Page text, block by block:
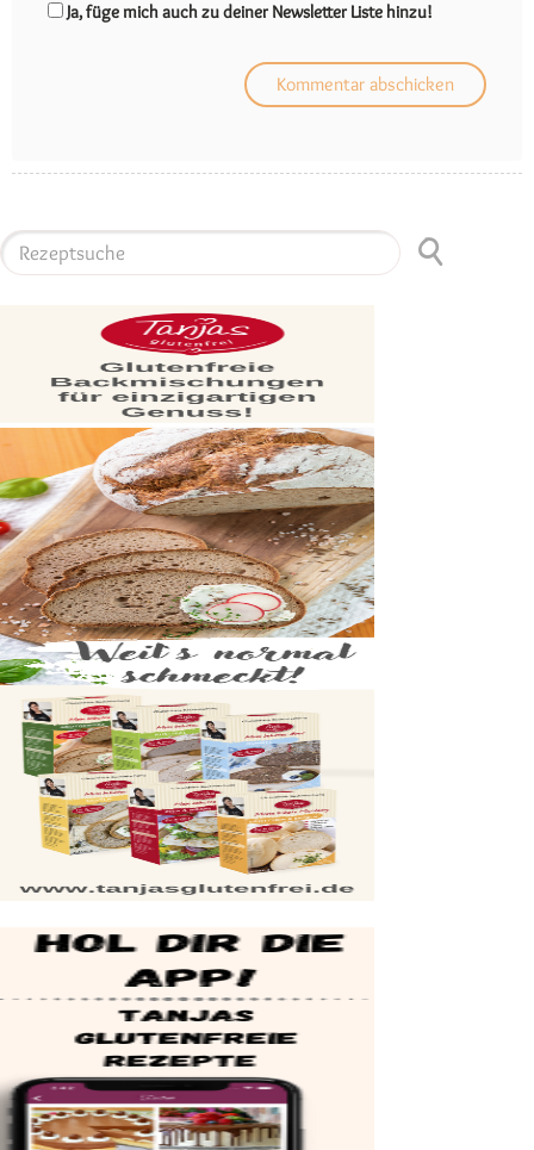
Ja, füge mich auch zu deiner Newsletter Liste hinzu!